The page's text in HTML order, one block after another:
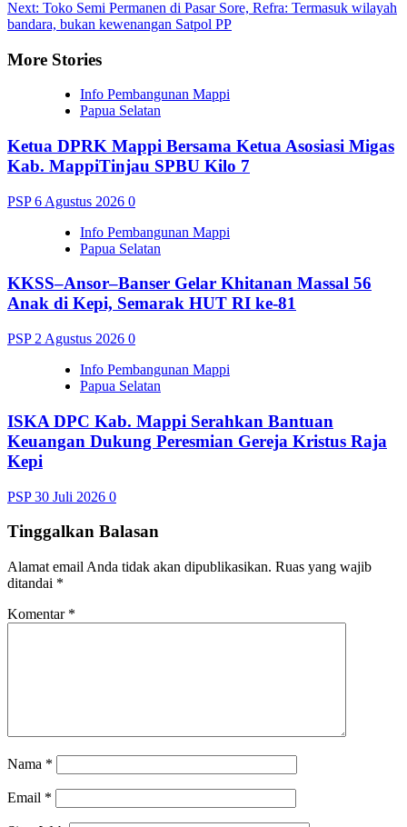
Next: Toko Semi Permanen di Pasar Sore, Refra: Termasuk wilayah
bandara, bukan kewenangan Satpol PP
More Stories
Info Pembangunan Mappi
Papua Selatan
Ketua DPRK Mappi Bersama Ketua Asosiasi Migas
Kab. MappiTinjau SPBU Kilo 7
PSP6 Agustus 2026 0
Info Pembangunan Mappi
Papua Selatan
KKSS–Ansor–Banser Gelar Khitanan Massal 56
Anak di Kepi, Semarak HUT RI ke-81
PSP 2 Agustus 2026 0
Info Pembangunan Mappi
Papua Selatan
ISKA DPC Kab. Mappi Serahkan Bantuan
Keuangan Dukung Peresmian Gereja Kristus Raja
Kepi
PSP30 Juli 2026 0
Tinggalkan Balasan
Alamat email Anda tidak akan dipublikasikan. Ruas yang wajib
ditandai *
Komentar *
Nama *
Email *